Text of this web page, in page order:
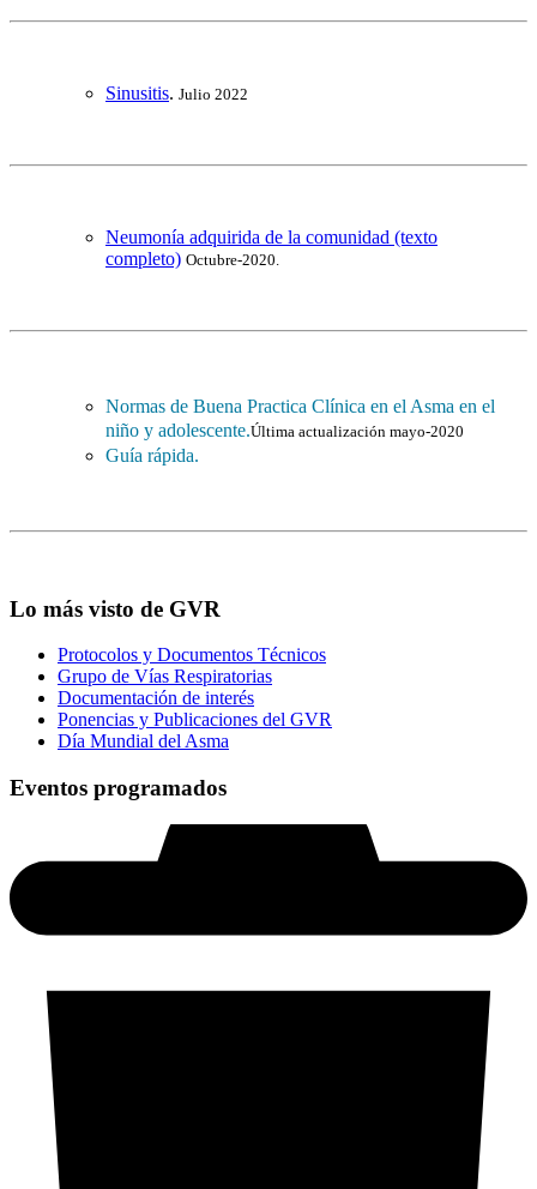
Sinusitis. Julio 2022
Neumonía adquirida de la comunidad (texto
completo) Octubre-2020.
Normas de Buena Practica Clínica en el Asma en el
niño y adolescente.Última actualización mayo-2020
Guía rápida.
Lo más visto de GVR
Protocolos y Documentos Técnicos
Grupo de Vías Respiratorias
Documentación de interés
Ponencias y Publicaciones del GVR
Día Mundial del Asma
Eventos programados